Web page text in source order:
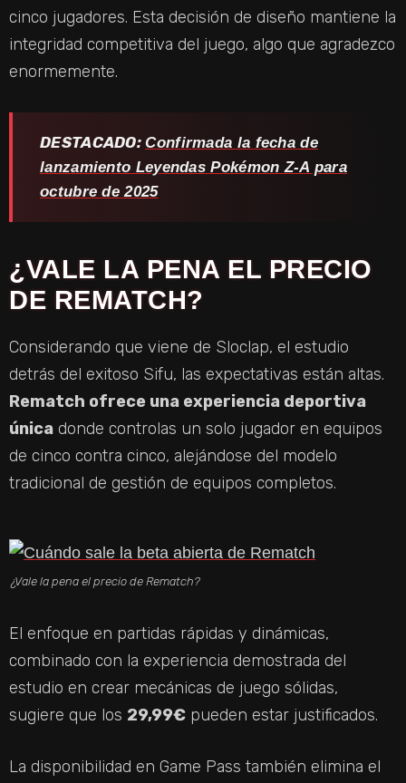
cinco jugadores. Esta decisión de diseño mantiene la
integridad competitiva del juego, algo que agradezco
enormemente.
DESTACADO:Confirmada la fecha de
lanzamiento Leyendas Pokémon Z-A para
octubre de 2025
¿VALE LA PENA EL PRECIO
DE REMATCH?
Considerando que viene de Sloclap, el estudio
detrás del exitoso Sifu, las expectativas están altas.
Rematch ofrece una experiencia deportiva
única donde controlas un solo jugador en equipos
de cinco contra cinco, alejándose del modelo
tradicional de gestión de equipos completos.
¿Vale la pena el precio de Rematch?
El enfoque en partidas rápidas y dinámicas,
combinado con la experiencia demostrada del
estudio en crear mecánicas de juego sólidas,
sugiere que los 29,99€ pueden estar justificados.
La disponibilidad en Game Pass también elimina el